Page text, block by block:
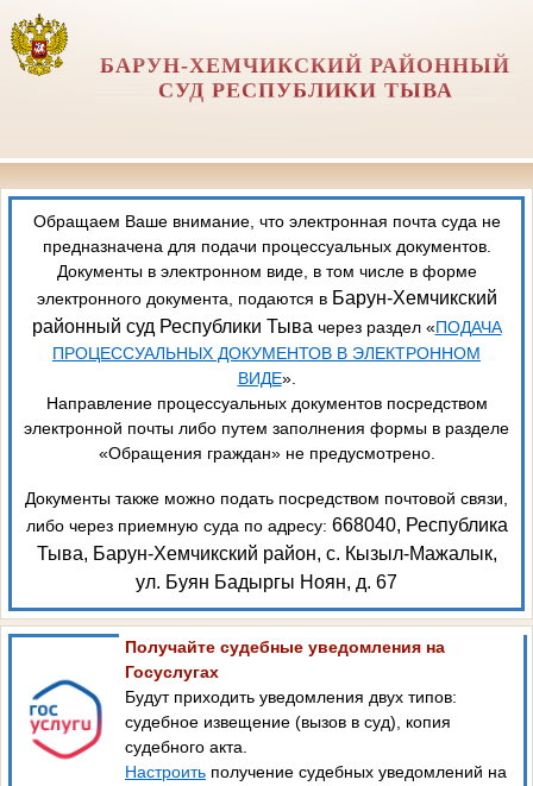
БАРУН-ХЕМЧИКСКИЙ РАЙОННЫЙ
СУД РЕСПУБЛИКИ ТЫВА
Обращаем Ваше внимание, что электронная почта суда не
предназначена для подачи процессуальных документов.
Документы в электронном виде, в том числе в форме
электронного документа, подаются в Барун-Хемчикский
районный суд Республики Тывачерез раздел «ПОДАЧА
ПРОЦЕССУАЛЬНЫХ ДОКУМЕНТОВ В ЭЛЕКТРОННОМ
ВИДЕ».
Направление процессуальных документов посредством
электронной почты либо путем заполнения формы в разделе
«Обращения граждан» не предусмотрено.
Документы также можно подать посредством почтовой связи,
либо через приемную суда по адресу: 668040, Республика
Тыва, Барун-Хемчикский район, с. Кызыл-Мажалык,
ул. Буян Бадыргы Ноян, д. 67
Получайте судебные уведомления на
Госуслугах
Будут приходить уведомления двух типов:
судебное извещение (вызов в суд), копия
судебного акта.
Настроить получение судебных уведомлений на